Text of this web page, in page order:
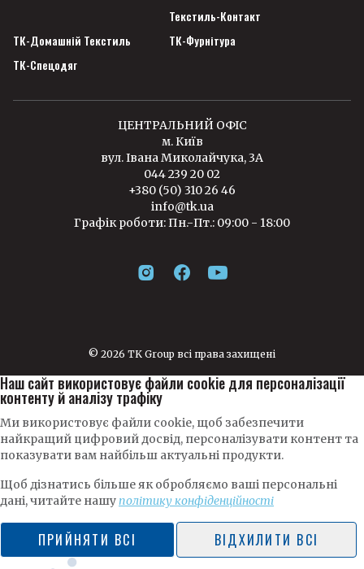
Текстиль-Контакт
ТК-Домашній Текстиль
ТК-Фурнітура
ТК-Спецодяг
ЦЕНТРАЛЬНИЙ ОФІС
м. Київ
вул. Івана Миколайчука, 3А
044 239 20 02
+380 (50) 310 26 46
info@tk.ua
Графік роботи: Пн.-Пт.: 09:00 - 18:00
© 2026 TK Group всі права захищені
Наш сайт використовує файли cookie для персоналізації
контенту й аналізу трафіку
Ми використовує файли cookie, щоб забезпечити
найкращий цифровий досвід, персоналізувати контент та
показувати вам найбільш актуальні продукти.
Щоб дізнатись більше як обробляємо ваші персональні
дані, читайте нашуполітику конфіденційності
ПРИЙНЯТИ ВСІ ВІДХИЛИТИ ВСІ